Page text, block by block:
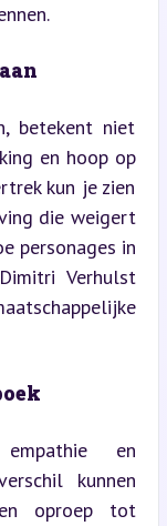
betekent niet
en hoop op
kun je zien
die weigert
personages in
Verhulst
en
kunnen
oproep tot